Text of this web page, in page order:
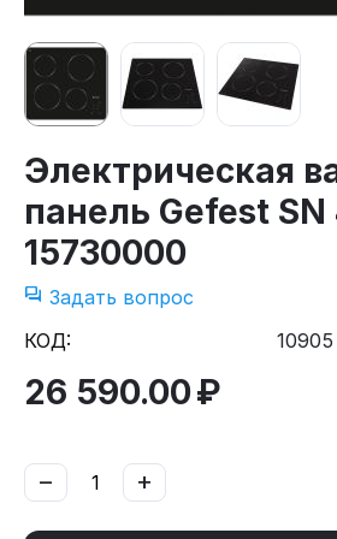
Электрическая
панель Gefest SN
15730000
Задать вопрос
КОД:
10905
26 590.00₽
+
−